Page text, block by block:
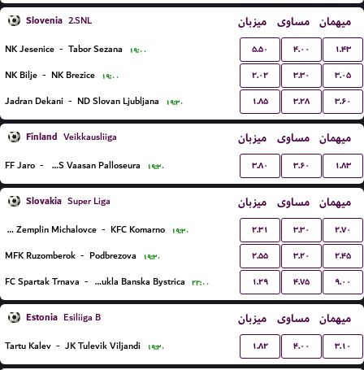
Slovenia 2.SNL میزبان مساوی میهمان
NK Jesenice - Tabor Sezana ۱۹:۰۰ ۵.۵۰ ۴.۰۰ ۱.۴۳
NK Bilje - NK Brezice ۱۹:۰۰ ۲.۰۲ ۳.۳۰ ۳.۰۵
Jadran Dekani - ND Slovan Ljubljana ۱۹:۳۰ ۱.۸۵ ۳.۲۸ ۳.۶۰
Finland Veikkausliiga میزبان مساوی میهمان
FF Jaro - VPS Vaasan Palloseura ۱۹:۳۰ ۳.۸۰ ۳.۶۰ ۱.۸۳
Slovakia Super Liga میزبان مساوی میهمان
MFK Zemplin Michalovce - KFC Komarno ۱۹:۳۰ ۲.۳۱ ۳.۳۰ ۲.۷۰
MFK Ruzomberok - Podbrezova ۱۹:۳۰ ۲.۵۵ ۳.۲۰ ۲.۴۵
FC Spartak Trnava - FC Dukla Banska Bystrica ۲۲:۰۰ ۱.۲۹ ۴.۷۵ ۹.۰۰
Estonia Esiliiga B میزبان مساوی میهمان
Tartu Kalev - JK Tulevik Viljandi ۱۹:۳۰ ۱.۸۲ ۴.۰۰ ۳.۱۰